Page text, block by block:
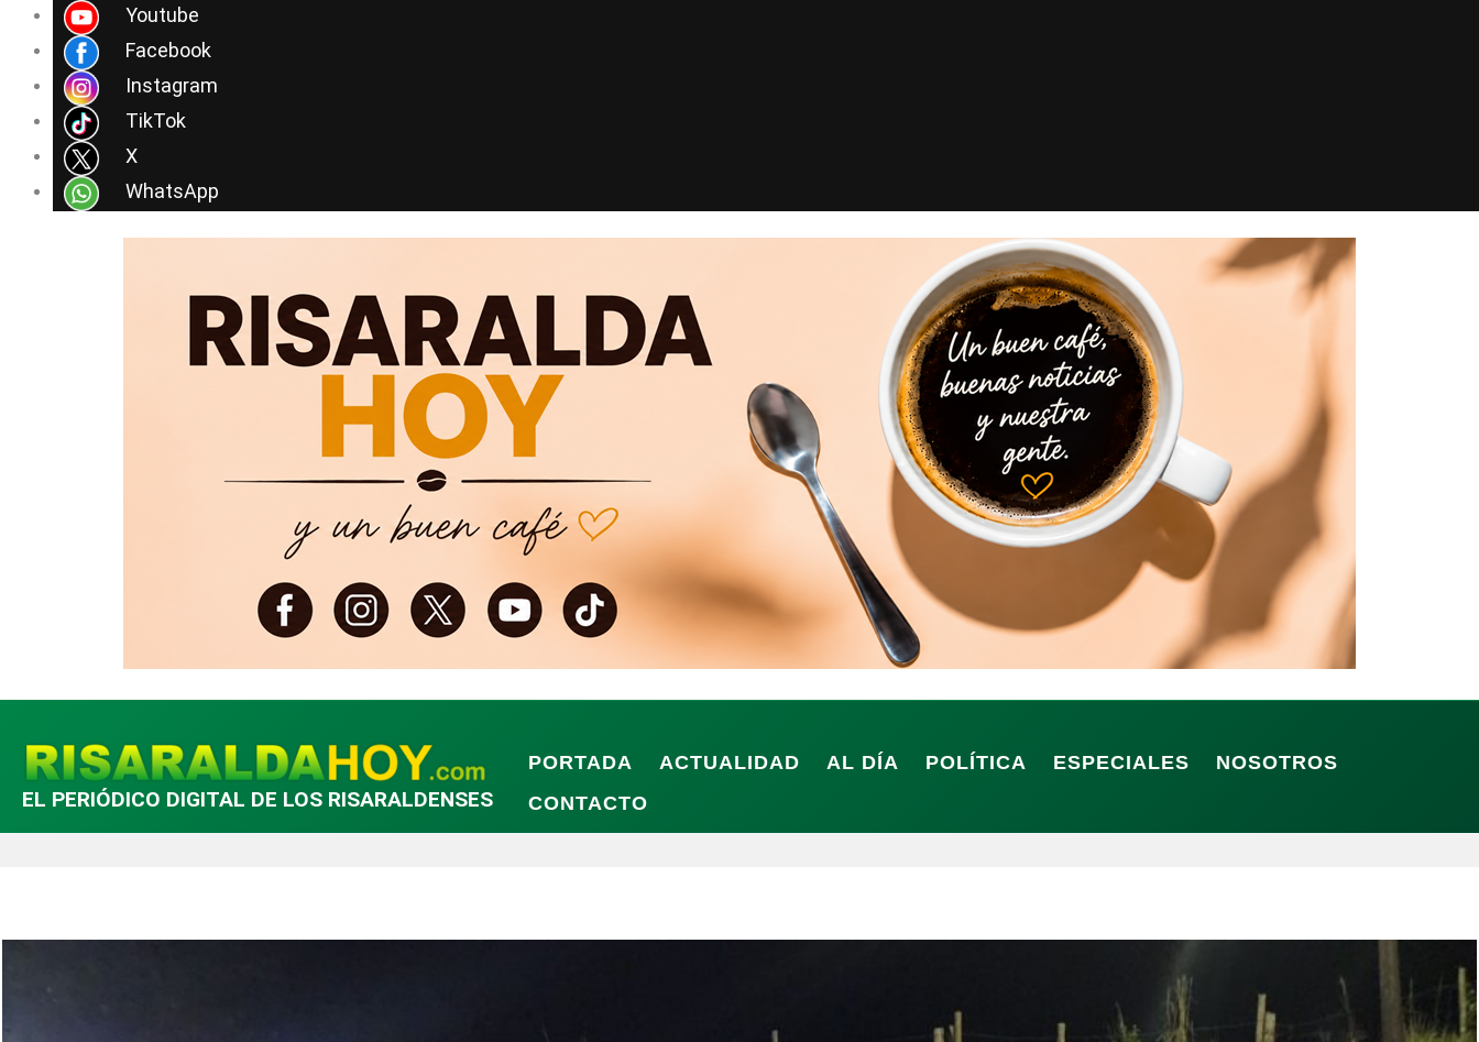
Youtube
Facebook
Instagram
TikTok
X
WhatsApp
contenido
EL PERIÓDICO DIGITAL DE LOS RISARALDENSES
PORTADA ACTUALIDAD AL DÍA POLÍTICA ESPECIALES
NOSOTROS
CONTACTO